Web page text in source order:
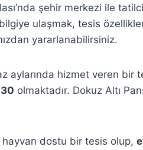
şehir merkezi ile
ulaşmak, tesis
yararlanabilirsiniz.
aylarında hizmet veren bir
olmaktadır. Dokuz Altı
hayvan dostu bir tesis olup,